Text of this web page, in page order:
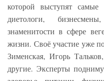
которой выступят самые
диетологи,
знаменитости в сфере
жизни. Своё участие уже
Зименская, Игорь
другие. Эксперты